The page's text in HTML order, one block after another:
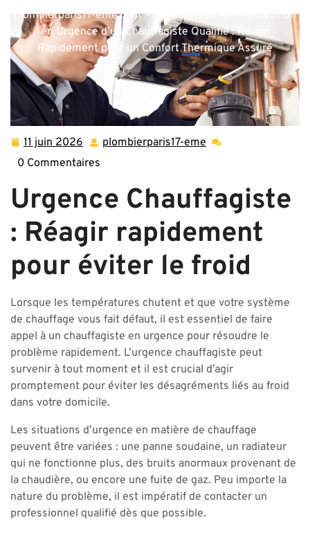
plombierparis17-eme.com>> depannage
>> Intervention
en Urgence d’un Chauffagiste Qualifié : Réagir
Rapidement pour un Confort Thermique Assuré
11 juin 2026 11
juin
plombierparis17-eme plombierparis17-
0 Commentaires
Urgence Chauffagiste
: Réagir rapidement
pour éviter le froid
Lorsque les températures chutent et que votre système
de chauffage vous fait défaut, il est essentiel de faire
appel à un chauffagiste en urgence pour résoudre le
problème rapidement. L’urgence chauffagiste peut
survenir à tout moment et il est crucial d’agir
promptement pour éviter les désagréments liés au froid
dans votre domicile.
Les situations d’urgence en matière de chauffage
peuvent être variées : une panne soudaine, un radiateur
qui ne fonctionne plus, des bruits anormaux provenant de
la chaudière, ou encore une fuite de gaz. Peu importe la
nature du problème, il est impératif de contacter un
professionnel qualifié dès que possible.